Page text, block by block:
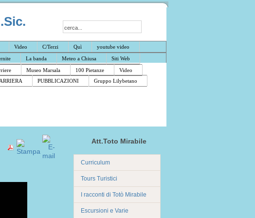
Video C/Terzi Quì
youtube video
La banda Meteo a Chiusa
Siti Web
Museo Marsala 100 Pietanze
Video
PUBBLICAZIONI Gruppo Lilybetano
Att.Toto Mirabile
Curriculum
Tours Turistici
I racconti di Totò Mirabile
Escursioni e Varie